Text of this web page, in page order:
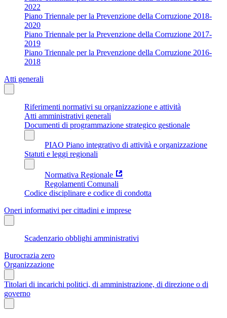
2022
Piano Triennale per la Prevenzione della Corruzione 2018-
2020
Piano Triennale per la Prevenzione della Corruzione 2017-
2019
Piano Triennale per la Prevenzione della Corruzione 2016-
2018
Atti generali
Riferimenti normativi su organizzazione e attività
Atti amministrativi generali
Documenti di programmazione strategico gestionale
PIAO Piano integrativo di attività e organizzazione
Statuti e leggi regionali
Normativa Regionale
Regolamenti Comunali
Codice disciplinare e codice di condotta
Oneri informativi per cittadini e imprese
Scadenzario obblighi amministrativi
Burocrazia zero
Organizzazione
Titolari di incarichi politici, di amministrazione, di direzione o di
governo